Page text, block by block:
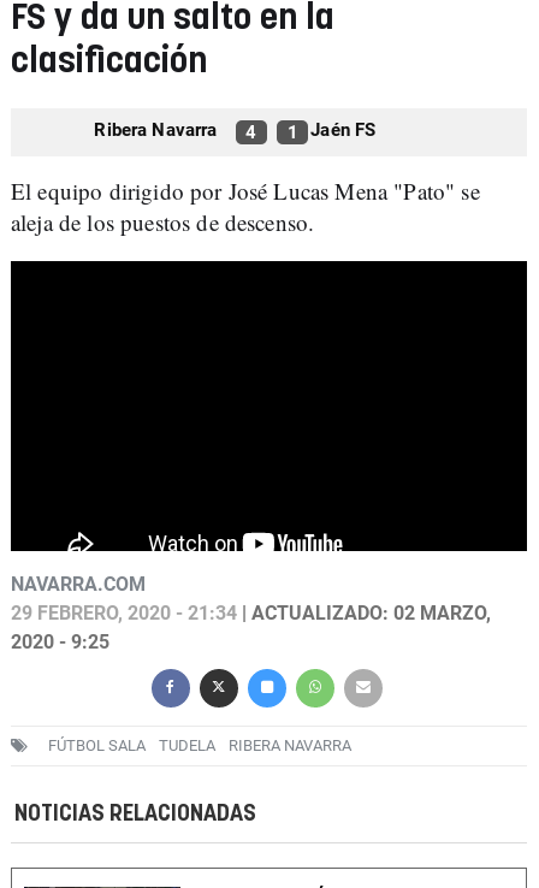
FS y da un salto en la
clasificación
Ribera Navarra 4 1 Jaén FS
El equipo dirigido por José Lucas Mena "Pato" se
aleja de los puestos de descenso.
NAVARRA.COM
29 FEBRERO, 2020 - 21:34 | ACTUALIZADO: 02 MARZO,
2020 - 9:25
FÚTBOL SALA TUDELA RIBERA NAVARRA
NOTICIAS RELACIONADAS